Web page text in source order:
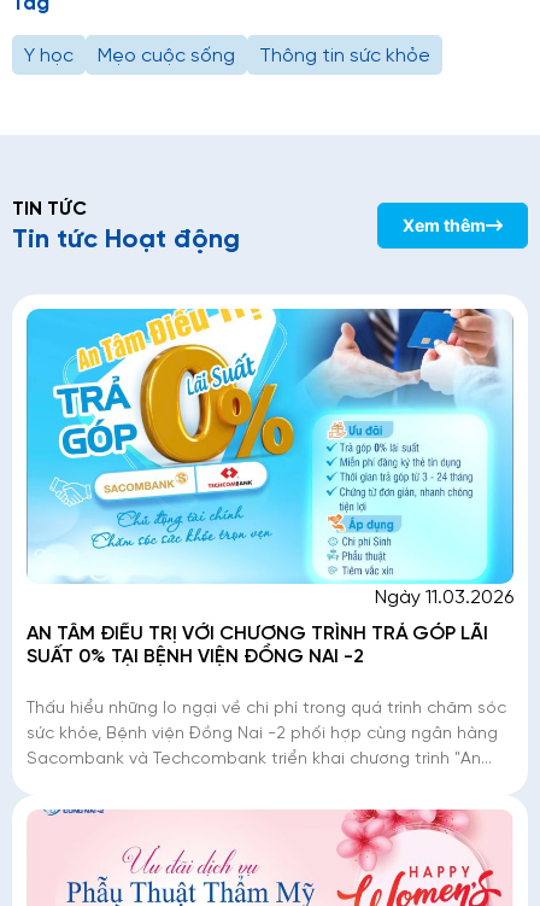
Y học Mẹo cuộc sống Thông tin sức khỏe
TIN TỨC
Tin tức Hoạt động
Xem thêm
Ngày 11.03.2026
AN TÂM ĐIỀU TRỊ VỚI CHƯƠNG TRÌNH TRẢ GÓP LÃI
SUẤT 0% TẠI BỆNH VIỆN ĐỒNG NAI -2
Thấu hiểu những lo ngại về chi phí trong quá trình chăm sóc
sức khỏe, Bệnh viện Đồng Nai -2 phối hợp cùng ngân hàng
Sacombank và Techcombank triển khai chương trình "An